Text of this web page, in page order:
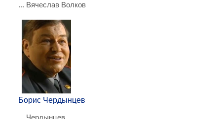
... Вячеслав Волков
Борис Чердынцев
... Чердынцев